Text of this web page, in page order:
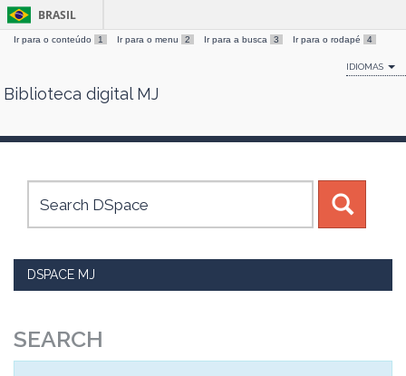
Skip
BRASIL
Ir para o conteúdo 1 Ir para o menu 2 Ir para a busca 3 Ir para o rodapé 4
IDIOMAS
Biblioteca digital MJ
DSPACE MJ
SEARCH